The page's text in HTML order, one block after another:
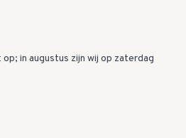
in augustus zijn wij op zaterdag